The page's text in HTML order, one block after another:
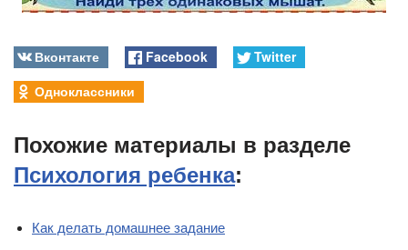
Вконтакте Facebook
Twitter
Одноклассники
Похожие материалы в разделе
Психология ребенка:
Как делать домашнее задание